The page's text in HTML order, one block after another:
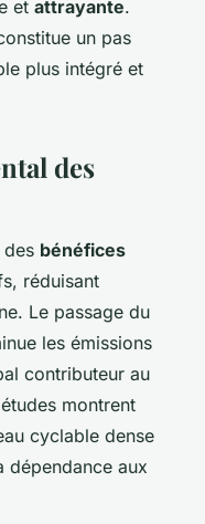
et attrayante.
un pas
plus intégré et
des
bénéfices
réduisant
Le passage du
les émissions
contributeur au
montrent
cyclable dense
dépendance aux